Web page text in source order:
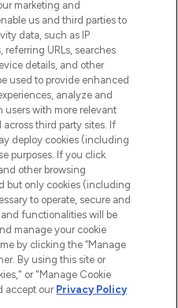
My Personal
19
marketing and
us and third parties to
data, such as IP
URLs, searches
details, and other
used to provide enhanced
analyze and
users with more relevant
third party sites. If
deploy cookies (including
purposes. If you click
other browsing
but only cookies (including
to operate, secure and
functionalities will be
manage your cookie
by clicking the “Manage
By using this site or
or "Manage Cookie
accept our Privacy Policy